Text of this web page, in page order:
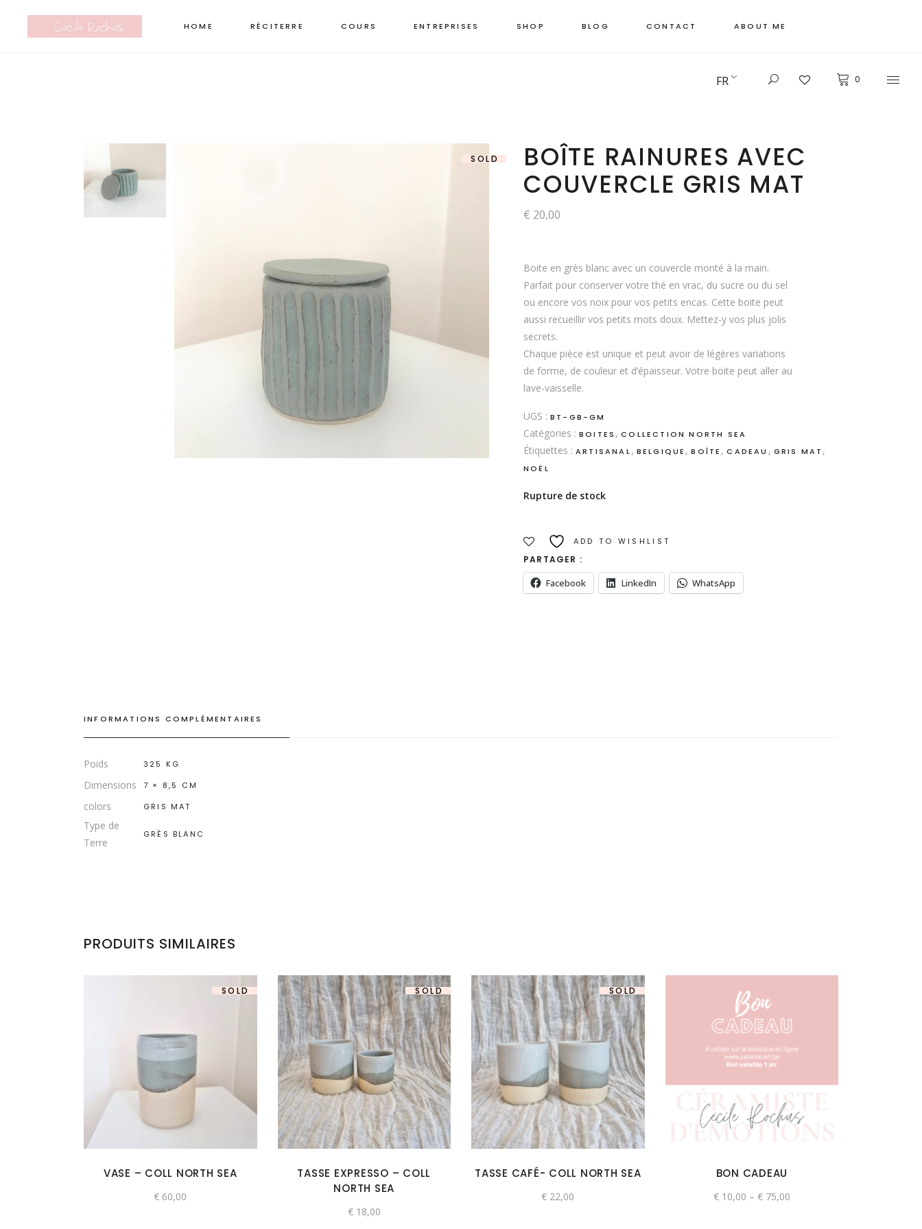
HOME RÉCITERRE COURS ENTREPRISES SHOP BLOG CONTACT ABOUT ME
FR 0
SOLD
BOÎTE RAINURES AVEC
COUVERCLE GRIS MAT
€ 20,00
Boite en grès blanc avec un couvercle monté à la main.
Parfait pour conserver votre thé en vrac, du sucre ou du sel
ou encore vos noix pour vos petits encas. Cette boite peut
aussi recueillir vos petits mots doux. Mettez-y vos plus jolis
secrets.
Chaque pièce est unique et peut avoir de légères variations
de forme, de couleur et d’épaisseur. Votre boite peut aller au
lave-vaisselle.
UGS : BT-GB-GM
Catégories : BOITES ,COLLECTION NORTH SEA
Étiquettes : ARTISANAL, BELGIQUE ,BOÎTE ,CADEAU , GRIS MAT ,
NOËL
Rupture de stock
ADD TO WISHLIST
PARTAGER :
Facebook LinkedIn WhatsApp
INFORMATIONS COMPLÉMENTAIRES
Poids 325 KG
Dimensions 7 × 8,5 CM
colors GRIS MAT
Type de
Terre
GRÈS BLANC
PRODUITS SIMILAIRES
SOLD
VASE – COLL NORTH SEA
€ 60,00
SOLD
TASSE EXPRESSO – COLL
NORTH SEA
€18,00
SOLD
TASSE CAFÉ- COLL NORTH SEA
€ 22,00
Ce
plusieurs
variations.
peuvent
être
BON CADEAU
€10,00 – €75,00